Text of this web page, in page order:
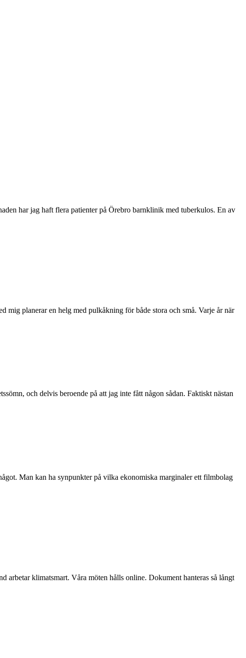
har jag haft flera patienter på Örebro barnklinik med tuberkulos. En av
mig planerar en helg med pulkåkning för både stora och små. Varje år när
och delvis beroende på att jag inte fått någon sådan. Faktiskt nästan
Man kan ha synpunkter på vilka ekonomiska marginaler ett filmbolag
arbetar klimatsmart. Våra möten hålls online. Dokument hanteras så långt